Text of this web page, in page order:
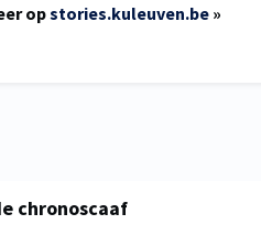
opstories.kuleuven.be »
chronoscaaf